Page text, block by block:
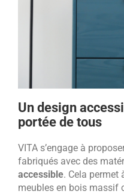
Un design
portée de tous
VITA s’engage à
fabriqués avec des
accessible. Cela permet
meubles en bois massif